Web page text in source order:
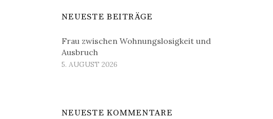
NEUESTE BEITRÄGE
Frau zwischen Wohnungslosigkeit und
Ausbruch
5. AUGUST 2026
NEUESTE KOMMENTARE